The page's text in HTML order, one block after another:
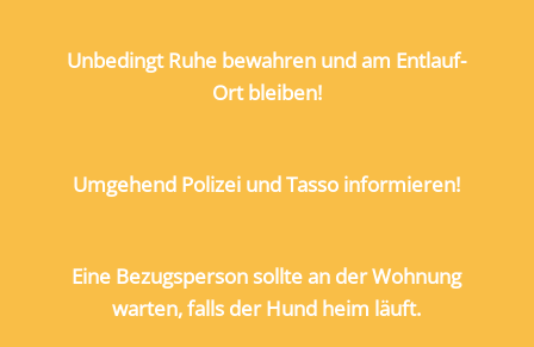
Unbedingt Ruhe bewahren und am Entlauf-
Ort bleiben!
Umgehend Polizei und Tasso informieren!
Eine Bezugsperson sollte an der Wohnung
warten, falls der Hund heim läuft.